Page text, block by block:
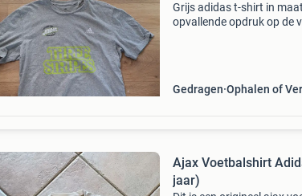
Grijs adidas t-shirt in
opvallende opdruk op de
Gedragen Ophalen of
Ajax Voetbalshirt
jaar)